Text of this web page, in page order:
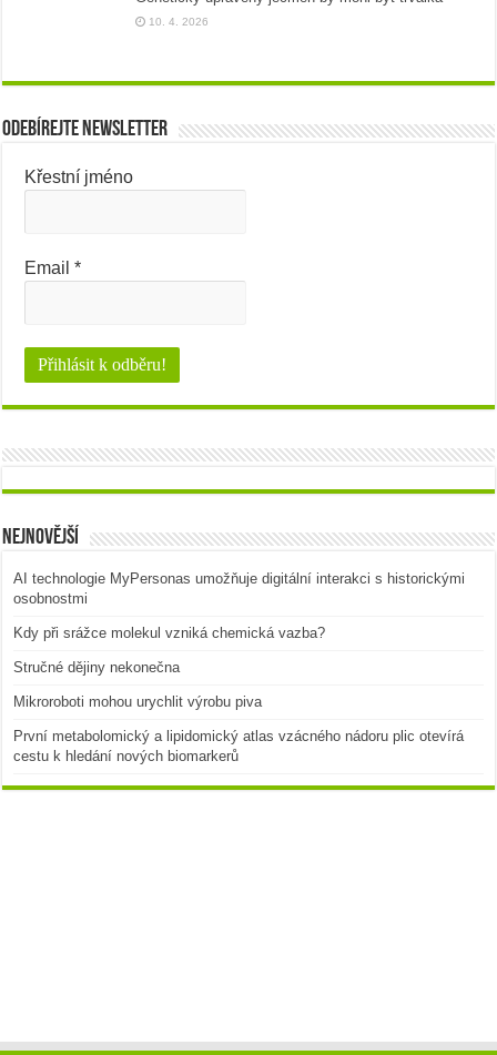
10. 4. 2026
Odebírejte newsletter
Křestní jméno
Email*
Nejnovější
AI technologie MyPersonas umožňuje digitální interakci s historickými
osobnostmi
Kdy při srážce molekul vzniká chemická vazba?
Stručné dějiny nekonečna
Mikroroboti mohou urychlit výrobu piva
První metabolomický a lipidomický atlas vzácného nádoru plic otevírá
cestu k hledání nových biomarkerů